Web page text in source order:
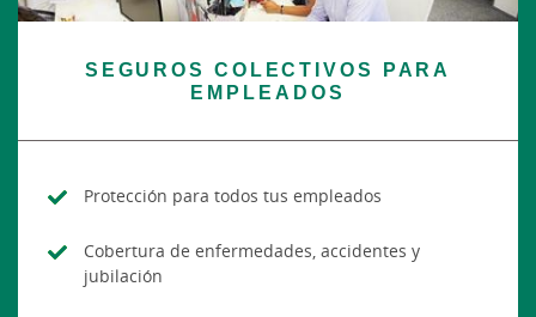
SEGUROS COLECTIVOS PARA
EMPLEADOS
Protección para todos tus empleados
Cobertura de enfermedades, accidentes y
jubilación